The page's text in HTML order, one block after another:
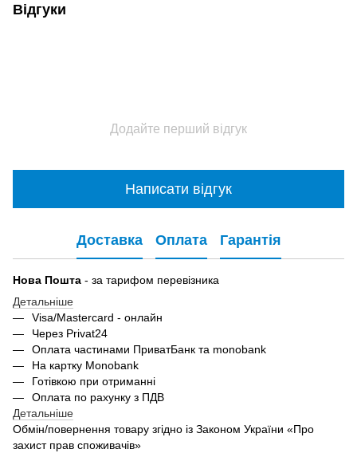
Відгуки
Додайте перший відгук
Написати відгук
Доставка Оплата Гарантія
Нова Пошта - за тарифом перевізника
Детальніше
Visa/Mastercard - онлайн
Через Privat24
Оплата частинами ПриватБанк та monobank
На картку Monobank
Готівкою при отриманні
Оплата по рахунку з ПДВ
Детальніше
Обмін/повернення товару згідно із Законом України «Про
захист прав споживачів»